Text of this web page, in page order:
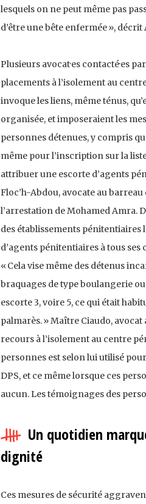
lesquels on ne peut même pas
d’être une bête enfermée », décrit
Plusieurs avocat·es contacté·es
placements à l’isolement au
invoque les liens, même ténus,
organisée, et imposeraient les
personnes détenues, y compris
même pour l’inscription sur la
attribuer une escorte d’agents
Floc’h-Abdou, avocate au
l’arrestation de Mohamed Amra.
des établissements pénitentiaires
d’agents pénitentiaires à tous
« Cela vise même des détenus
braquages de type boulangerie
escorte 3, voire 5, ce qui était
palmarès. » Maître Ciaudo,
recours à l’isolement au centre
personnes est selon lui utilisé
DPS, et ce même lorsque ces
aucun. Les témoignages des
Un quotidien
dignité
Ces mesures de sécurité